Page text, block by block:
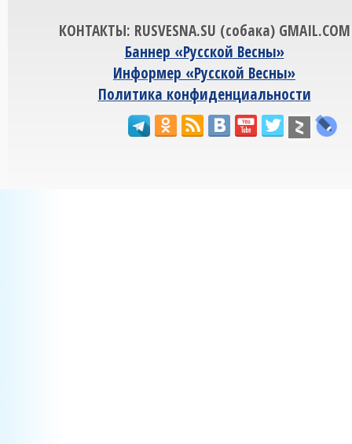
КОНТАКТЫ: RUSVESNA.SU (собака) GMAIL.COM
Баннер «Русской Весны»
Информер «Русской Весны»
Политика конфиденциальности